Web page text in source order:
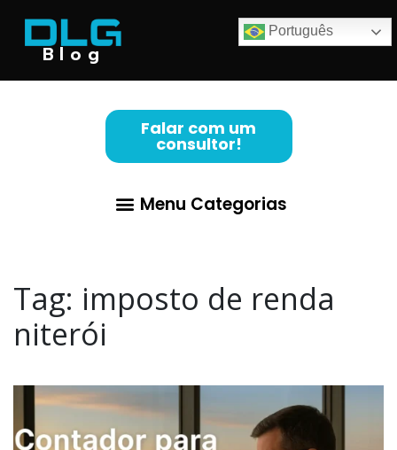
Blog
Português
Falar com um
consultor!
Menu Categorias
Tag: imposto de renda
niterói